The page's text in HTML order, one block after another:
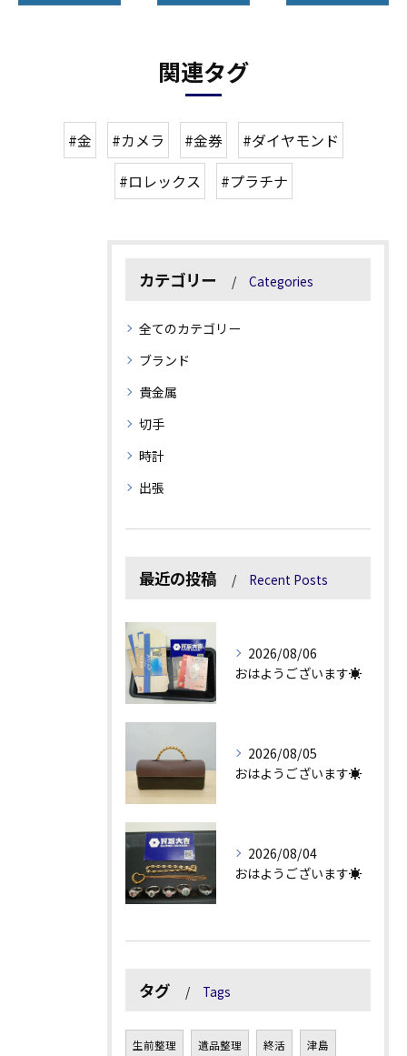
関連タグ
#金 #カメラ #金券
#ダイヤモンド
#ロレックス
#プラチナ
カテゴリー Categories
全てのカテゴリー
ブランド
貴金属
切手
時計
出張
最近の投稿 Recent Posts
2026/08/06
おはようございます☀
2026/08/05
おはようございます☀
2026/08/04
おはようございます☀
タグ Tags
生前整理 遺品整理 終活 津島